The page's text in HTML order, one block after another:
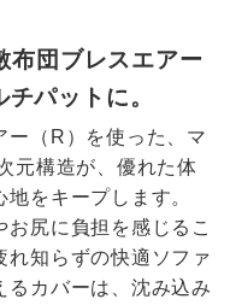
団ブレスエアー
パットに。
ー（R）を使った、マ
元構造が、優れた体
をキープします。
尻に負担を感じるこ
知らずの快適ソファ
るカバーは、沈み込み